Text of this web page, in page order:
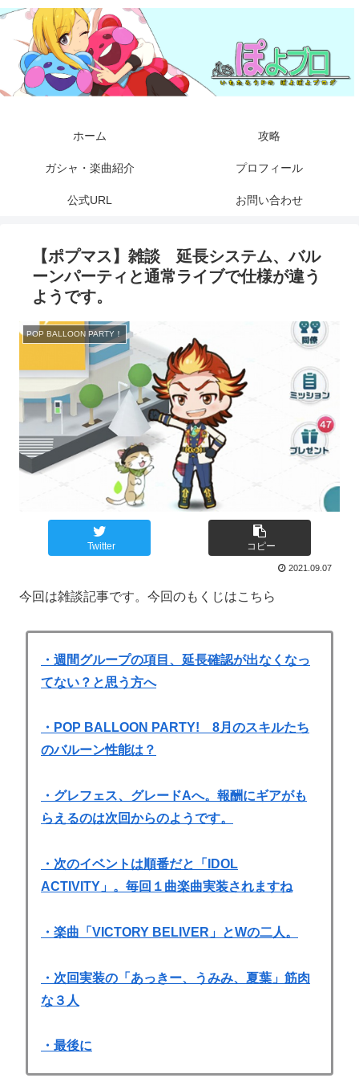
ホーム 攻略
ガシャ・楽曲紹介 プロフィール
公式URL お問い合わせ
【ポプマス】雑談 延長システム、バル
ーンパーティと通常ライブで仕様が違う
ようです。
POP BALLOON PARTY！
Twitter コピー
2021.09.07
今回は雑談記事です。今回のもくじはこちら
・週間グループの項目、延長確認が出なくなっ
てない？と思う方へ
・POP BALLOON PARTY! 8月のスキルたち
のバルーン性能は？
・グレフェス、グレードAへ。報酬にギアがも
らえるのは次回からのようです。
・次のイベントは順番だと「IDOL
ACTIVITY」。毎回１曲楽曲実装されますね
・楽曲「VICTORY BELIVER」とWの二人。
・次回実装の「あっきー、うみみ、夏葉」筋肉
な３人
・最後に